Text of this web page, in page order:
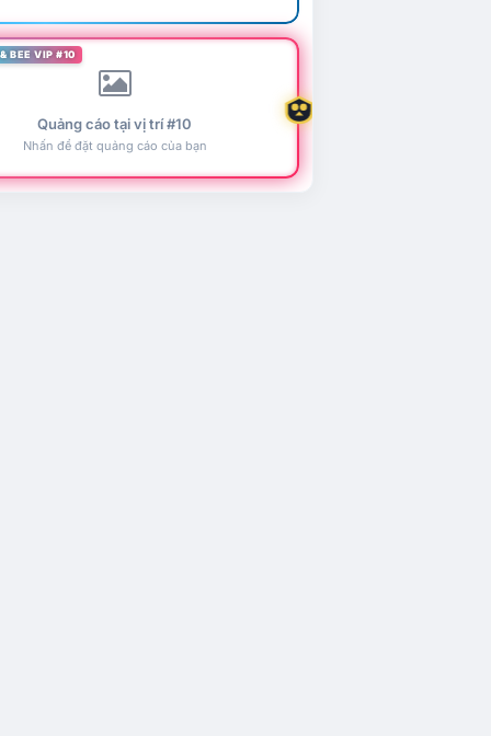
BEE VIP #10
Quảng cáo tại vị trí #10
Nhấn để đặt quảng cáo của bạn